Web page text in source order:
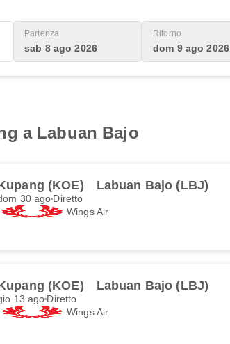
Partenza
sab 8 ago 2026
Ritorno
dom 9 ago 2026
a Labuan Bajo
(KOE) Labuan Bajo (LBJ)
30 ago Diretto
Wings Air
(KOE) Labuan Bajo (LBJ)
13 ago Diretto
Wings Air